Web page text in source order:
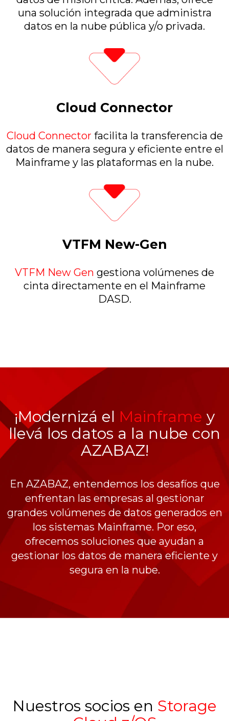
una solución integrada que administra
datos en la nube pública y/o privada.
Cloud Connector
Cloud Connector facilita la transferencia de
datos de manera segura y eficiente entre el
Mainframe y las plataformas en la nube.
VTFM New-Gen
VTFM New Gen gestiona volúmenes de
cinta directamente en el Mainframe
DASD.
¡Modernizá el Mainframe y
llevá los datos a la nube con
AZABAZ!
En AZABAZ, entendemos los desafíos que
enfrentan las empresas al gestionar
grandes volúmenes de datos generados en
los sistemas Mainframe. Por eso,
ofrecemos soluciones que ayudan a
gestionar los datos de manera eficiente y
segura en la nube.
Nuestros socios en Storage